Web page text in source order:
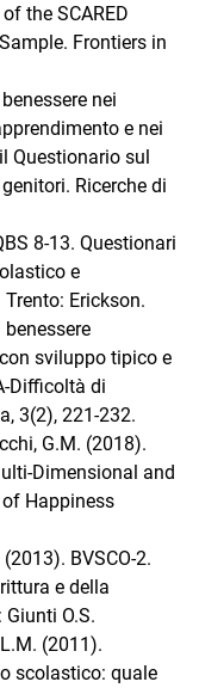
the SCARED
Frontiers in
nei
e nei
Questionario sul
Ricerche di
8-13. Questionari
e
Erickson.
sviluppo tipico e
Difficoltà di
3(2), 221-232.
G.M. (2018).
Dimensional and
Happiness
(2013). BVSCO-2.
e della
O.S.
(2011).
scolastico: quale